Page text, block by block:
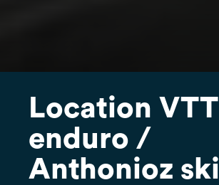
Location VTT
enduro /
Anthonioz ski